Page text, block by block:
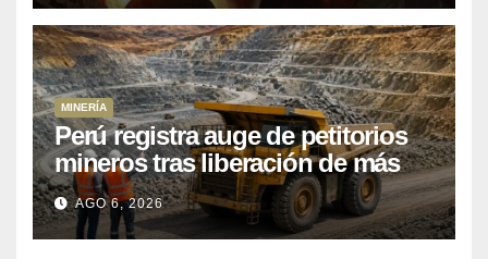
MINERÍA
Perú registra auge de petitorios
mineros tras liberación de más
de mil concesiones para explorar
cobre y oro
AGO 6, 2026